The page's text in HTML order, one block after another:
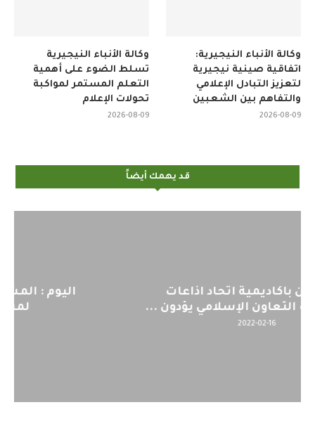
وكالة الأنباء النيجيرية
تسلط الضوء على أهمية
التعلم المستمر لمواكبة
تحولات الإعلام
2026-08-09
وكالة الأنباء النيجيرية:
اتفاقية صينية نيجيرية
لتعزيز التبادل الإعلامي
والتفاهم بين الشعبين
2026-08-09
قد يهمك أيضاً
اليوم : المشاركة بالاجتماع التحضيري
لمنظمي قمة اسيا...